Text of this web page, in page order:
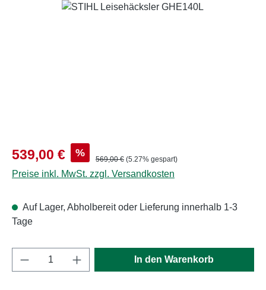
Bildergalerie überspringen
Verkaufspreis:
539,00 € % Regulärer Preis:
569,00 € (5.27% gespart)
Preise inkl. MwSt. zzgl. Versandkosten
Auf Lager, Abholbereit oder Lieferung innerhalb 1-3
Tage
Produkt Anzahl: Gib den gewünschten
In den Warenkorb